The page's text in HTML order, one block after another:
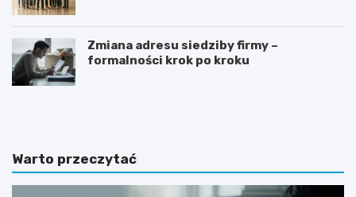
Zmiana adresu siedziby firmy –
formalności krok po kroku
G
y
w
z
J
p
i
s
Warto przeczytać